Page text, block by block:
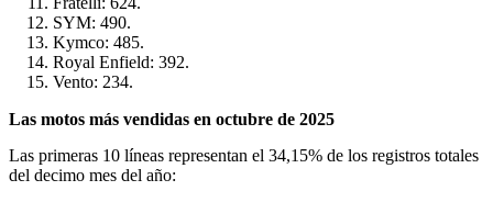
SYM: 490.
Kymco: 485.
Royal Enfield: 392.
Vento: 234.
Las motos más vendidas en octubre de 2025
Las primeras 10 líneas representan el 34,15% de los registros totales
del decimo mes del año: